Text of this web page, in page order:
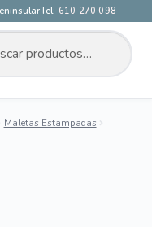
Tel: 610 270 098
Maletas Estampadas